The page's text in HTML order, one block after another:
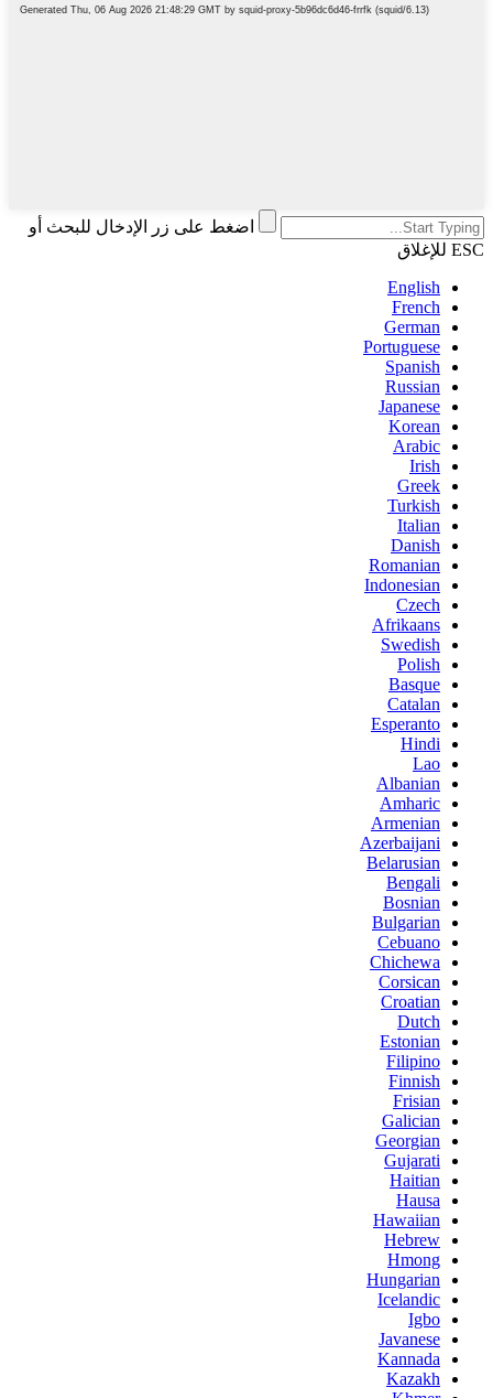
اضغط على زر الإدخال للبحث أو
ESC للإغلاق
English
French
German
Portuguese
Spanish
Russian
Japanese
Korean
Arabic
Irish
Greek
Turkish
Italian
Danish
Romanian
Indonesian
Czech
Afrikaans
Swedish
Polish
Basque
Catalan
Esperanto
Hindi
Lao
Albanian
Amharic
Armenian
Azerbaijani
Belarusian
Bengali
Bosnian
Bulgarian
Cebuano
Chichewa
Corsican
Croatian
Dutch
Estonian
Filipino
Finnish
Frisian
Galician
Georgian
Gujarati
Haitian
Hausa
Hawaiian
Hebrew
Hmong
Hungarian
Icelandic
Igbo
Javanese
Kannada
Kazakh